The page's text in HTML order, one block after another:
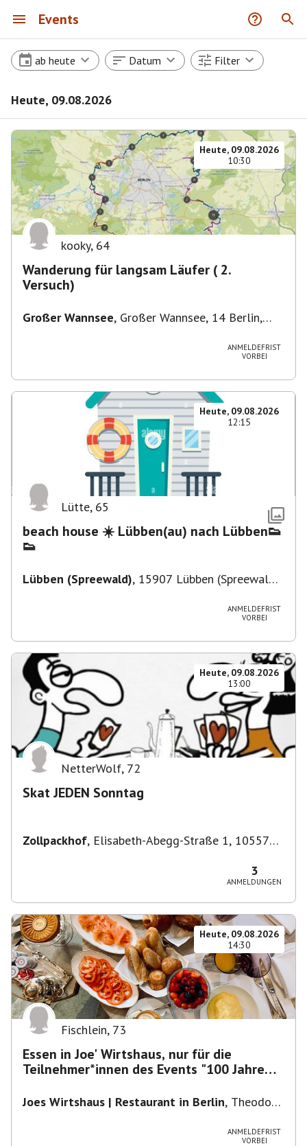
Events
ab heute Datum Filter
Heute, 09.08.2026
Heute, 09.08.2026
10:30
kooky, 64
Wanderung für langsam Läufer ( 2.
Versuch)
Großer Wannsee, Großer Wannsee, 14 Berlin,
ANMELDEFRIST
VORBEI
Heute, 09.08.2026
12:15
Lütte, 65
beach house ☀️ Lübben(au) nach Lübben👟
👟
Lübben (Spreewald), 15907 Lübben (Spreewald),
ANMELDEFRIST
VORBEI
Heute, 09.08.2026
13:00
NetterWolf, 72
Skat JEDEN Sonntag
Zollpackhof, Elisabeth-Abegg-Straße 1, 10557
3
ANMELDUNGEN
Heute, 09.08.2026
14:30
Fischlein, 73
Essen in Joe' Wirtshaus, nur für die
Teilnehmer*innen des Events "100 Jahre
Joes Wirtshaus | Restaurant in Berlin, Theodor-
ANMELDEFRIST
VORBEI